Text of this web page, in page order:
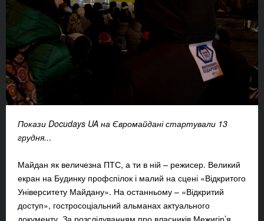
Покази Docudays UA на Євромайдані стартували 13
грудня...
Майдан як величезна ПТС, а ти в ній – режисер. Великий
екран на Будинку профспілок і малий на сцені «Відкритого
Університету Майдану». На останньому – «Відкритий
доступ», гостросоціальний альманах актуального